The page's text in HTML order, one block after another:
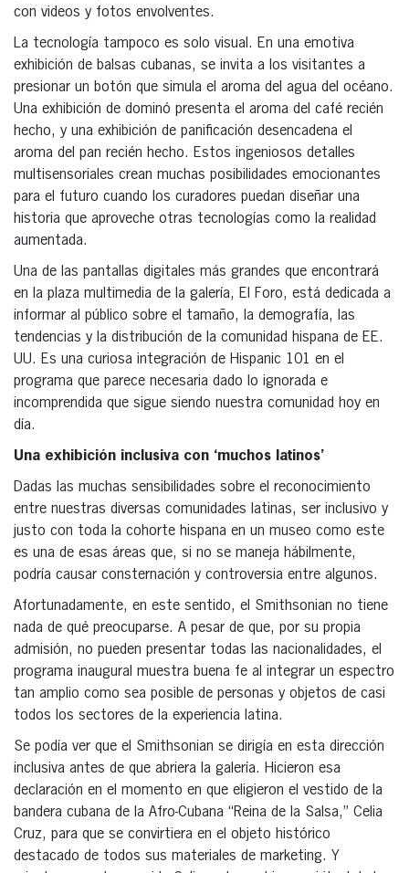
con videos y fotos envolventes.
La tecnología tampoco es solo visual. En una emotiva
exhibición de balsas cubanas, se invita a los visitantes a
presionar un botón que simula el aroma del agua del océano.
Una exhibición de dominó presenta el aroma del café recién
hecho, y una exhibición de panificación desencadena el
aroma del pan recién hecho. Estos ingeniosos detalles
multisensoriales crean muchas posibilidades emocionantes
para el futuro cuando los curadores puedan diseñar una
historia que aproveche otras tecnologías como la realidad
aumentada.
Una de las pantallas digitales más grandes que encontrará
en la plaza multimedia de la galería, El Foro, está dedicada a
informar al público sobre el tamaño, la demografía, las
tendencias y la distribución de la comunidad hispana de EE.
UU. Es una curiosa integración de Hispanic 101 en el
programa que parece necesaria dado lo ignorada e
incomprendida que sigue siendo nuestra comunidad hoy en
día.
Una exhibición inclusiva con ‘muchos latinos’
Dadas las muchas sensibilidades sobre el reconocimiento
entre nuestras diversas comunidades latinas, ser inclusivo y
justo con toda la cohorte hispana en un museo como este
es una de esas áreas que, si no se maneja hábilmente,
podría causar consternación y controversia entre algunos.
Afortunadamente, en este sentido, el Smithsonian no tiene
nada de qué preocuparse. A pesar de que, por su propia
admisión, no pueden presentar todas las nacionalidades, el
programa inaugural muestra buena fe al integrar un espectro
tan amplio como sea posible de personas y objetos de casi
todos los sectores de la experiencia latina.
Se podía ver que el Smithsonian se dirigía en esta dirección
inclusiva antes de que abriera la galería. Hicieron esa
declaración en el momento en que eligieron el vestido de la
bandera cubana de la Afro-Cubana “Reina de la Salsa,” Celia
Cruz, para que se convirtiera en el objeto histórico
destacado de todos sus materiales de marketing. Y